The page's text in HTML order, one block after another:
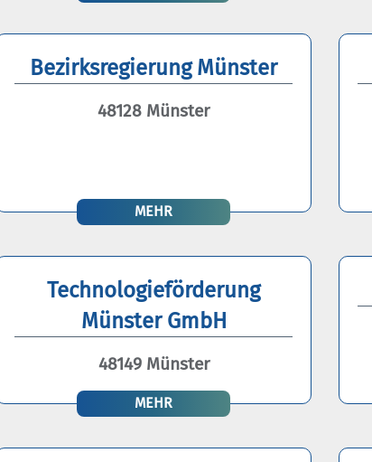
Bezirksregierung Münster
48128 Münster
MEHR
Technologieförderung
Münster GmbH
48149 Münster
MEHR